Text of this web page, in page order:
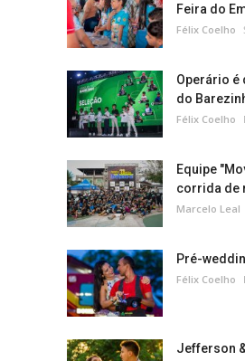
Feira do
Félix Coelho
Operário é
do
Félix Coelho
Equipe
corrida de
Marcelo Leal
Pré-
Félix Coelho
Jefferson